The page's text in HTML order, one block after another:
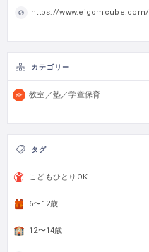
https://www.eigomcube.com/
カテゴリー
教室／塾／学童保育
タグ
こどもひとりOK
6〜12歳
12〜14歳